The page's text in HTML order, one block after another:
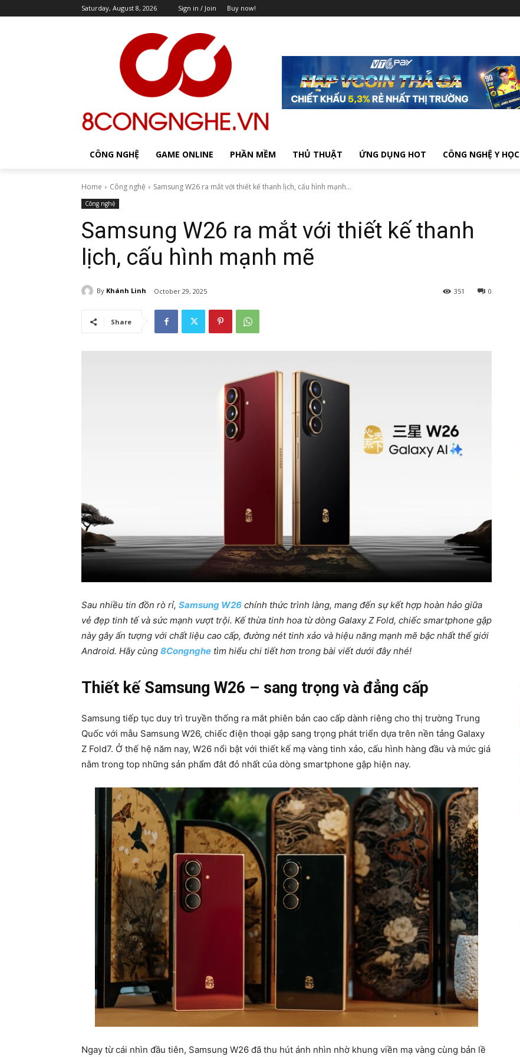
Saturday, August 8, 2026 Sign in / Join Buy now!
CÔNG NGHỆ GAME ONLINE PHẦN MỀM THỦ THUẬT ỨNG DỤNG HOT CÔNG NGHỆ Y HỌC
Home Công nghệ Samsung W26 ra mắt với thiết kế thanh lịch, cấu hình mạnh...
Công nghệ
Samsung W26 ra mắt với thiết kế thanh
lịch, cấu hình mạnh mẽ
By Khánh Linh October 29, 2025 0
351
Share
Sau nhiều tin đồn rò rỉ, Samsung W26 chính thức trình làng, mang đến sự kết hợp hoàn hảo giữa
vẻ đẹp tinh tế và sức mạnh vượt trội. Kế thừa tinh hoa từ dòng Galaxy Z Fold, chiếc smartphone gập
này gây ấn tượng với chất liệu cao cấp, đường nét tinh xảo và hiệu năng mạnh mẽ bậc nhất thế giới
Android. Hãy cùng 8Congnghe tìm hiểu chi tiết hơn trong bài viết dưới đây nhé!
Thiết kế Samsung W26 – sang trọng và đẳng cấp
Samsung tiếp tục duy trì truyền thống ra mắt phiên bản cao cấp dành riêng cho thị trường Trung
Quốc với mẫu Samsung W26, chiếc điện thoại gập sang trọng phát triển dựa trên nền tảng Galaxy
Z Fold7. Ở thế hệ năm nay, W26 nổi bật với thiết kế mạ vàng tinh xảo, cấu hình hàng đầu và mức giá
nằm trong top những sản phẩm đắt đỏ nhất của dòng smartphone gập hiện nay.
Ngay từ cái nhìn đầu tiên, Samsung W26 đã thu hút ánh nhìn nhờ khung viền mạ vàng cùng bản lề